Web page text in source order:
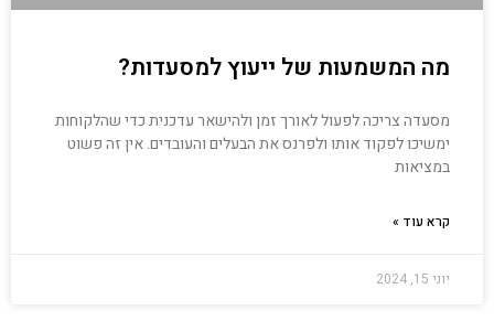
מה המשמעות של ייעוץ למסעדות?
מסעדה צריכה לפעול לאורך זמן ולהישאר עדכנית כדי שהלקוחות
ימשיכו לפקוד אותו ולפרנס את הבעלים והעובדים. אין זה פשוט
במציאות
קרא עוד »
יוני 15, 2024